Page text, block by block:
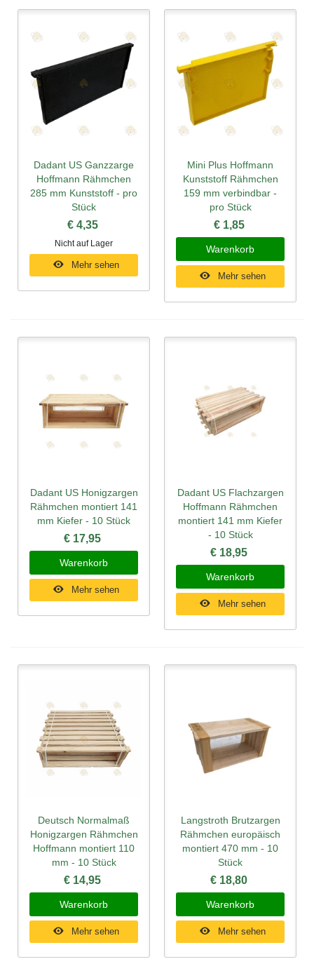
Dadant US Ganzzarge
Hoffmann Rähmchen
285 mm Kunststoff - pro
Stück
€ 4,35
Nicht auf Lager
Mehr sehen
Mini Plus Hoffmann
Kunststoff Rähmchen
159 mm verbindbar -
pro Stück
€ 1,85
Warenkorb
Mehr sehen
Dadant US Honigzargen
Rähmchen montiert 141
mm Kiefer - 10 Stück
€ 17,95
Warenkorb
Mehr sehen
Dadant US Flachzargen
Hoffmann Rähmchen
montiert 141 mm Kiefer
- 10 Stück
€ 18,95
Warenkorb
Mehr sehen
Deutsch Normalmaß
Honigzargen Rähmchen
Hoffmann montiert 110
mm - 10 Stück
€ 14,95
Warenkorb
Mehr sehen
Langstroth Brutzargen
Rähmchen europäisch
montiert 470 mm - 10
Stück
€ 18,80
Warenkorb
Mehr sehen